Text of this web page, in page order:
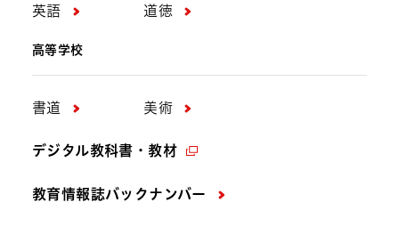
英語 道徳
高等学校
書道 美術
デジタル教科書・教材
教育情報誌バックナンバー